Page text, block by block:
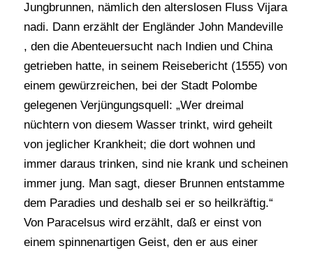
Jungbrunnen, nämlich den alterslosen Fluss Vijara
nadi. Dann erzählt der Engländer John Mandeville
, den die Abenteuersucht nach Indien und China
getrieben hatte, in seinem Reisebericht (1555) von
einem gewürzreichen, bei der Stadt Polombe
gelegenen Verjüngungsquell: „Wer dreimal
nüchtern von diesem Wasser trinkt, wird geheilt
von jeglicher Krankheit; die dort wohnen und
immer daraus trinken, sind nie krank und scheinen
immer jung. Man sagt, dieser Brunnen entstamme
dem Paradies und deshalb sei er so heilkräftig.“
Von Paracelsus wird erzählt, daß er einst von
einem spinnenartigen Geist, den er aus einer